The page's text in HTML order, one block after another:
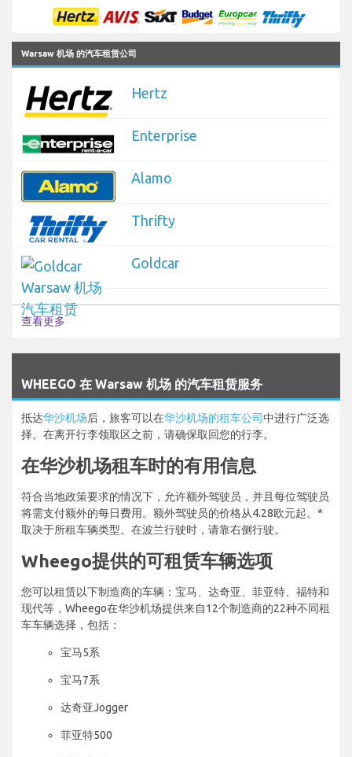
Warsaw 机场 的汽车租赁公司
Hertz
Enterprise
Alamo
Thrifty
Goldcar
查看更多
WHEEGO 在 Warsaw 机场 的汽车租赁服务
抵达华沙机场后，旅客可以在华沙机场的租车公司中进行广泛选
择。在离开行李领取区之前，请确保取回您的行李。
在华沙机场租车时的有用信息
符合当地政策要求的情况下，允许额外驾驶员，并且每位驾驶员
将需支付额外的每日费用。额外驾驶员的价格从4.28欧元起。*
取决于所租车辆类型。在波兰行驶时，请靠右侧行驶。
Wheego提供的可租赁车辆选项
您可以租赁以下制造商的车辆：宝马、达奇亚、菲亚特、福特和
现代等，Wheego在华沙机场提供来自12个制造商的22种不同租
车车辆选择，包括：
宝马5系
宝马7系
达奇亚Jogger
菲亚特500